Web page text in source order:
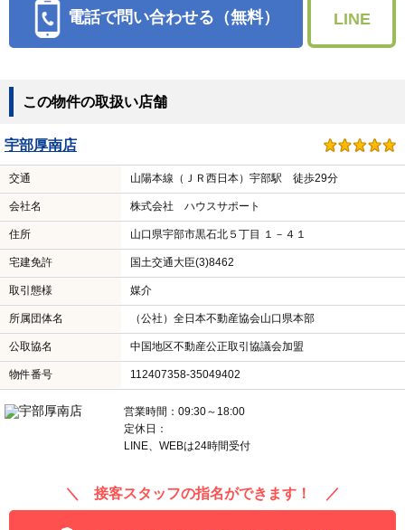
電話で問い合わせる（無料） LINE
この物件の取扱い店舗
宇部厚南店
交通 山陽本線（ＪＲ西日本）宇部駅 徒歩29分
会社名 株式会社 ハウスサポート
住所 山口県宇部市黒石北５丁目 １－４１
宅建免許 国土交通大臣(3)8462
取引態様 媒介
所属団体名 （公社）全日本不動産協会山口県本部
公取協名 中国地区不動産公正取引協議会加盟
物件番号 112407358-35049402
営業時間：09:30～18:00
定休日：
LINE、WEBは24時間受付
＼ 接客スタッフの指名ができます！ ／